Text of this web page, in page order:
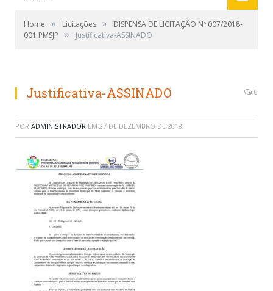
Home » Licitações »
DISPENSA DE LICITAÇÃO Nº 007/2018-
001 PMSJP
» Justificativa-ASSINADO
Justificativa-ASSINADO 0
POR ADMINISTRADOR EM 27 DE DEZEMBRO DE 2018